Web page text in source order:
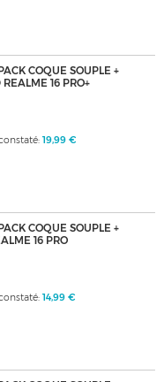
COQUE SOUPLE +
16 PRO+
19,99 €
COQUE SOUPLE +
16 PRO
14,99 €